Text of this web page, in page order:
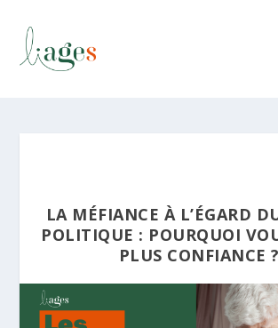
LA MÉFIANCE À L’ÉGARD
POLITIQUE : POURQUOI
PLUS CONFIANCE ?